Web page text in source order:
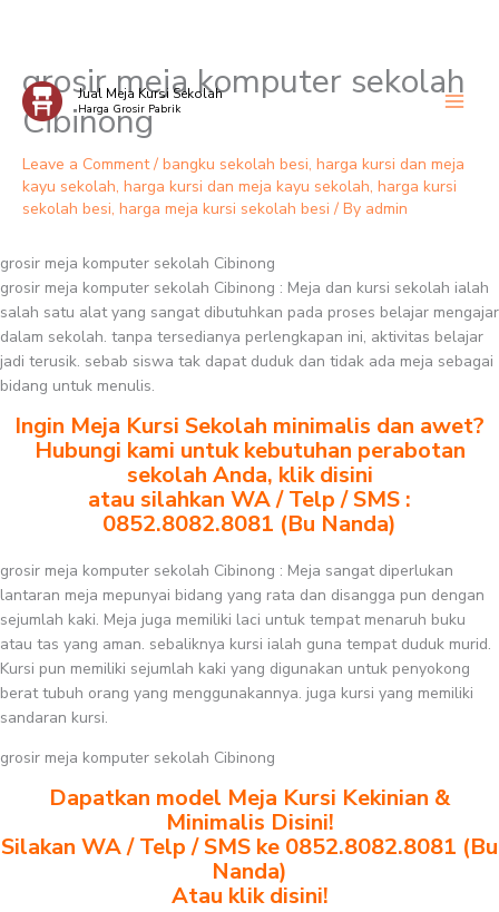
Skip
content
Jual Meja Kursi Sekolah
Harga Grosir Pabrik
grosir meja komputer sekolah
Cibinong
Leave a Comment / bangku sekolah besi, harga kursi dan meja
kayu sekolah, harga kursi dan meja kayu sekolah, harga kursi
sekolah besi, harga meja kursi sekolah besi / By admin
grosir meja komputer sekolah Cibinong
grosir meja komputer sekolah Cibinong : Meja dan kursi sekolah ialah
salah satu alat yang sangat dibutuhkan pada proses belajar mengajar
dalam sekolah. tanpa tersedianya perlengkapan ini, aktivitas belajar
jadi terusik. sebab siswa tak dapat duduk dan tidak ada meja sebagai
bidang untuk menulis.
Ingin Meja Kursi Sekolah minimalis dan awet?
Hubungi kami untuk kebutuhan perabotan
sekolah Anda, klik disini
atau silahkan WA / Telp / SMS :
0852.8082.8081 (Bu Nanda)
grosir meja komputer sekolah Cibinong : Meja sangat diperlukan
lantaran meja mepunyai bidang yang rata dan disangga pun dengan
sejumlah kaki. Meja juga memiliki laci untuk tempat menaruh buku
atau tas yang aman. sebaliknya kursi ialah guna tempat duduk murid.
Kursi pun memiliki sejumlah kaki yang digunakan untuk penyokong
berat tubuh orang yang menggunakannya. juga kursi yang memiliki
sandaran kursi.
grosir meja komputer sekolah Cibinong
Dapatkan model Meja Kursi Kekinian &
Minimalis Disini!
Silakan WA / Telp / SMS ke 0852.8082.8081 (Bu
Nanda)
Atau klik disini!